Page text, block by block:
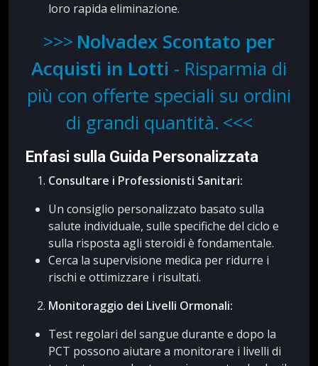
loro rapida eliminazione.
Nolvadex Scontato per
Acquisti in Lotti - Risparmia di
più con offerte speciali su ordini
di grandi quantità.
Enfasi sulla Guida Personalizzata
Consultare i Professionisti Sanitari:
Un consiglio personalizzato basato sulla
salute individuale, sulle specifiche del ciclo e
sulla risposta agli steroidi è fondamentale.
Cerca la supervisione medica per ridurre i
rischi e ottimizzare i risultati.
Monitoraggio dei Livelli Ormonali:
Test regolari del sangue durante e dopo la
PCT possono aiutare a monitorare i livelli di